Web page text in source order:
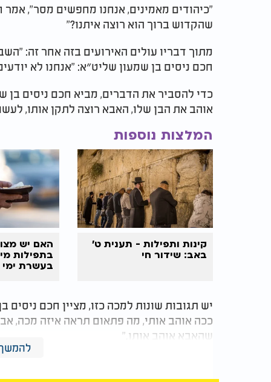
"כיהודים מאמינים, אנחנו מחפשים מסר",
שהקדוש ברוך הוא רוצה איתנו?"
מתוך דבריו עולים האירועים בזה אחר זה:
חכם ניסים בן שמעון שליט״א: "אנחנו לא
כדי להסביר את הדברים, מביא חכם ניסים
אוהב את הבן שלו, האבא רוצה לתקן אותו,
המלצות נוספות
קינות ותפילות - תענית ט'
באב: שידור חי
האם יש
בתפילות
בעשרת
יש תגובות שונות למכה כזו, מציין חכם
ככה אוהב אותי, מה פתאום תראה איזה מכה,
שהאבא אוהב אותו."
נפלתי, אה, חבל, נפלתי זה. או נצעק על האבן